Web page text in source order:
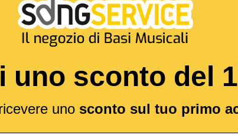
2,19 €
(*)
uno sconto del
uno sconto sul tuo primo